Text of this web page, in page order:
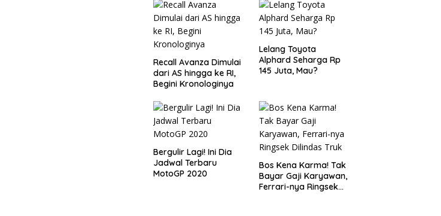
Recall Avanza Dimulai
dari AS hingga ke RI,
Begini Kronologinya
Lelang Toyota
Alphard Seharga Rp
145 Juta, Mau?
Bergulir Lagi! Ini Dia
Jadwal Terbaru
MotoGP 2020
Bos Kena Karma! Tak
Bayar Gaji Karyawan,
Ferrari-nya Ringsek